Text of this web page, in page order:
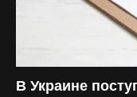
В Украине